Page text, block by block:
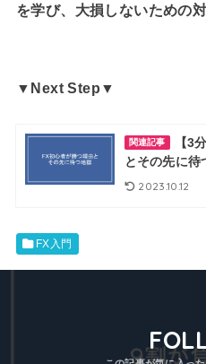
を学び、大損しないための
▼Next Step▼
関連記事
【3
とその先に待
2023.10.12
FX入門